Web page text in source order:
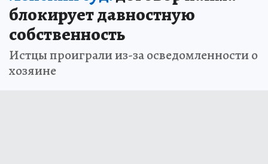
блокирует давностную
собственность
Истцы проиграли из-за осведомленности о
хозяине